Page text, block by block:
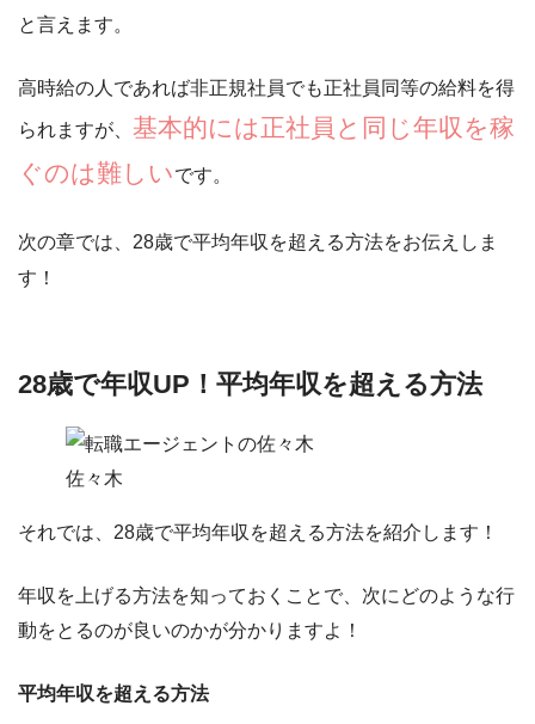
と言えます。
高時給の人であれば非正規社員でも正社員同等の給料を得
られますが、 基本的には正社員と同じ年収を稼
ぐのは難しいです。
次の章では、28歳で平均年収を超える方法をお伝えしま
す！
28歳で年収UP！平均年収を超える方法
佐々木
それでは、28歳で平均年収を超える方法を紹介します！
年収を上げる方法を知っておくことで、次にどのような行
動をとるのが良いのかが分かりますよ！
平均年収を超える方法